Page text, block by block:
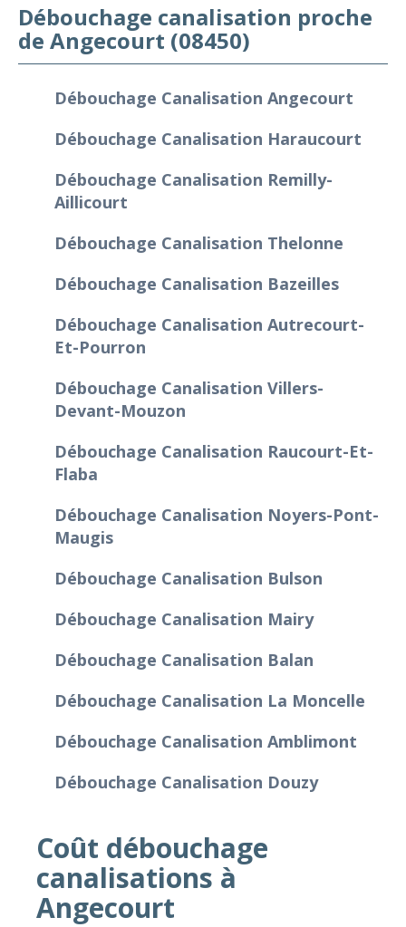
Débouchage canalisation proche
de Angecourt (08450)
Débouchage Canalisation Angecourt
Débouchage Canalisation Haraucourt
Débouchage Canalisation Remilly-
Aillicourt
Débouchage Canalisation Thelonne
Débouchage Canalisation Bazeilles
Débouchage Canalisation Autrecourt-
Et-Pourron
Débouchage Canalisation Villers-
Devant-Mouzon
Débouchage Canalisation Raucourt-Et-
Flaba
Débouchage Canalisation Noyers-Pont-
Maugis
Débouchage Canalisation Bulson
Débouchage Canalisation Mairy
Débouchage Canalisation Balan
Débouchage Canalisation La Moncelle
Débouchage Canalisation Amblimont
Débouchage Canalisation Douzy
Coût débouchage
canalisations à
Angecourt